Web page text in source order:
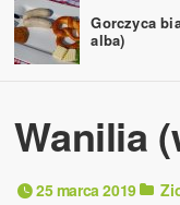
Gorczyca
alba)
Wanilia
25 marca 2019